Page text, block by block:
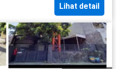
Lihat detail